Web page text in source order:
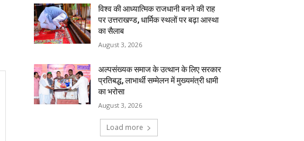
विश्व की आध्यात्मिक राजधानी बनने की राह
पर उत्तराखण्ड, धार्मिक स्थलों पर बढ़ा आस्था
का सैलाब
August 3, 2026
अल्पसंख्यक समाज के उत्थान के लिए सरकार
प्रतिबद्ध, लाभार्थी सम्मेलन में मुख्यमंत्री धामी
का भरोसा
August 3, 2026
Load more